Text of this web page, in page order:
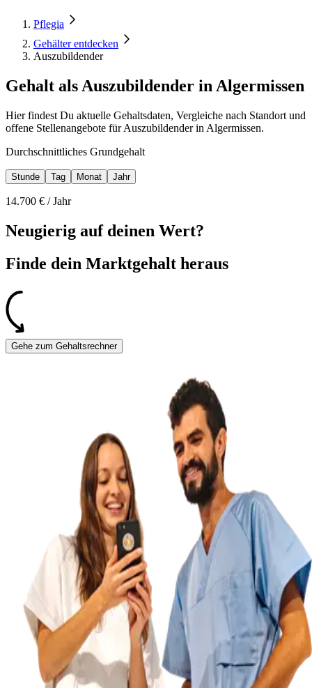
Pflegia
Gehälter entdecken
Auszubildender
Gehalt als Auszubildender in Algermissen
Hier findest Du aktuelle Gehaltsdaten, Vergleiche nach Standort und
offene Stellenangebote für Auszubildender in Algermissen.
Durchschnittliches Grundgehalt
Stunde Tag Monat Jahr
14.700 € /Jahr
Neugierig auf deinen Wert?
Finde dein Marktgehalt heraus
Gehe zum Gehaltsrechner